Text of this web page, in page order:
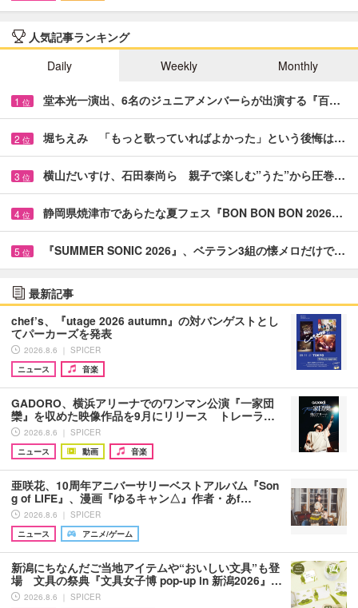
人気記事ランキング
Daily
Weekly Monthly
1 位 堂本光一演出、6名のジュニアメンバーらが出演する『百…
2 位 堀ちえみ 「もっと歌っていればよかった」という後悔は…
3 位 横山だいすけ、石田泰尚ら 親子で楽しむ”うた”から圧巻…
4 位 静岡県焼津市であらたな夏フェス『BON BON BON 2026…
5 位 『SUMMER SONIC 2026』、ベテラン3組の懐メロだけで…
最新記事
chef’s、『utage 2026 autumn』の対バンゲストとし
てパーカーズを発表
2026.8.6 ｜ SPICER
ニュース
音楽
GADORO、横浜アリーナでのワンマン公演『一家団
欒』を収めた映像作品を9月にリリース トレーラ…
2026.8.6 ｜ SPICER
ニュース
動画 音楽
亜咲花、10周年アニバーサリーベストアルバム『Son
g of LIFE』、漫画『ゆるキャン△』作者・あf…
2026.8.6 ｜ SPICER
ニュース
アニメ/ゲーム
新潟にちなんだご当地アイテムや“おいしい文具”も登
場 文具の祭典『文具女子博 pop-up in 新潟2026』…
2026.8.6 ｜ SPICER